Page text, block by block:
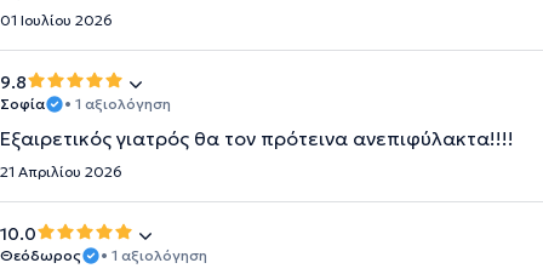
01 Ιουλίου 2026
9.8
Σοφία • 1 αξιολόγηση
Εξαιρετικός γιατρός θα τον πρότεινα ανεπιφύλακτα!!!!
21 Απριλίου 2026
10.0
Θεόδωρος • 1 αξιολόγηση